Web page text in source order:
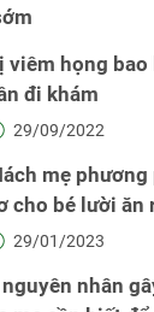
viêm họng
đi khám
29/09/2022
mẹ
cho bé lười ăn
29/01/2023
nhân